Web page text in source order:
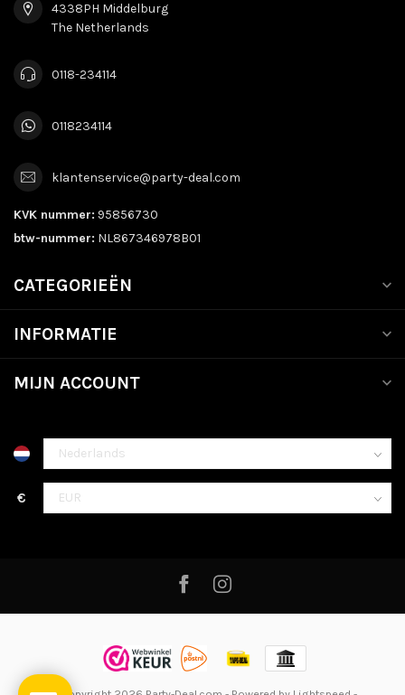
4338PH Middelburg
The Netherlands
0118-234114
0118234114
klantenservice@party-deal.com
KVK nummer: 95856730
btw-nummer: NL867346978B01
CATEGORIEËN
INFORMATIE
MIJN ACCOUNT
€